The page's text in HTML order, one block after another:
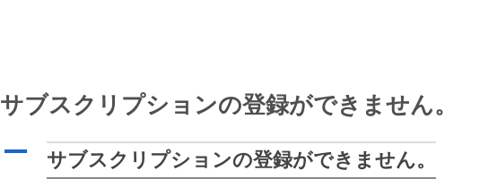
サブスクリプションの登録ができません。
A サブスクリプションの登録ができません。